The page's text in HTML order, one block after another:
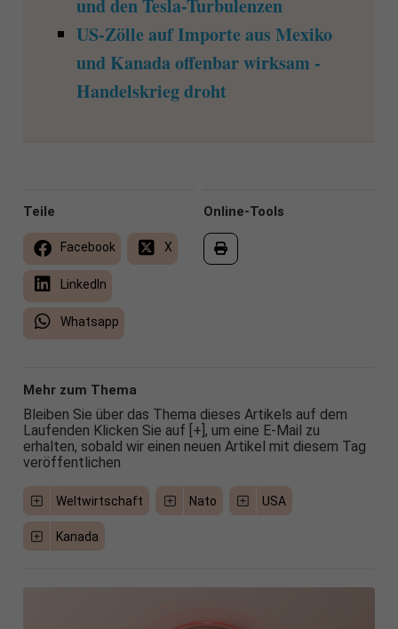
und den Tesla-Turbulenzen
US-Zölle auf Importe aus Mexiko
und Kanada offenbar wirksam -
Handelskrieg droht
Online-Tools
Teile
Facebook X
LinkedIn
Whatsapp
Mehr zum Thema
Bleiben Sie über das Thema dieses Artikels auf dem
Laufenden Klicken Sie auf [+], um eine E-Mail zu
erhalten, sobald wir einen neuen Artikel mit diesem Tag
veröffentlichen
Weltwirtschaft Nato USA
Kanada